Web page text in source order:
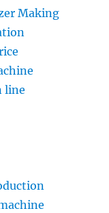
Making
line